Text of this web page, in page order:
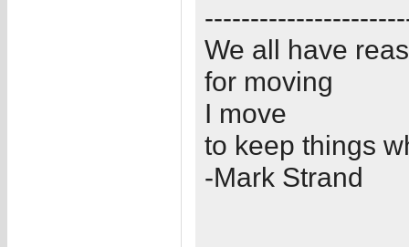
We all have
for moving
I move
to keep things
-Mark Strand